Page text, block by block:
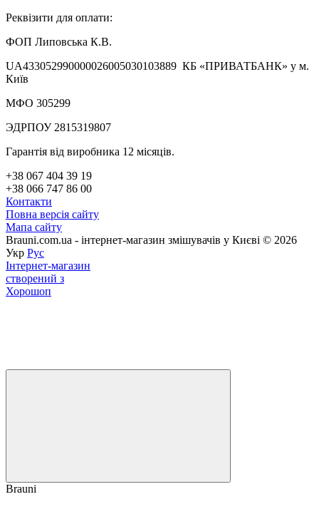
Реквізити для оплати:
ФОП Липовська К.В.
UA433052990000026005030103889 КБ «ПРИВАТБАНК» у м.
Київ
МФО 305299
ЭДРПОУ 2815319807
Гарантія від виробника 12 місяців.
+38 067 404 39 19
+38 066 747 86 00
Контакти
Повна версія сайту
Мапа сайту
Brauni.com.ua - інтернет-магазин змішувачів у Києві © 2026
Укр Рус
Інтернет-магазин
створений з
Хорошоп
Brauni